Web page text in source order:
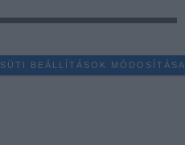
SÜTI BEÁLLÍTÁSOK MÓDOSÍTÁSA